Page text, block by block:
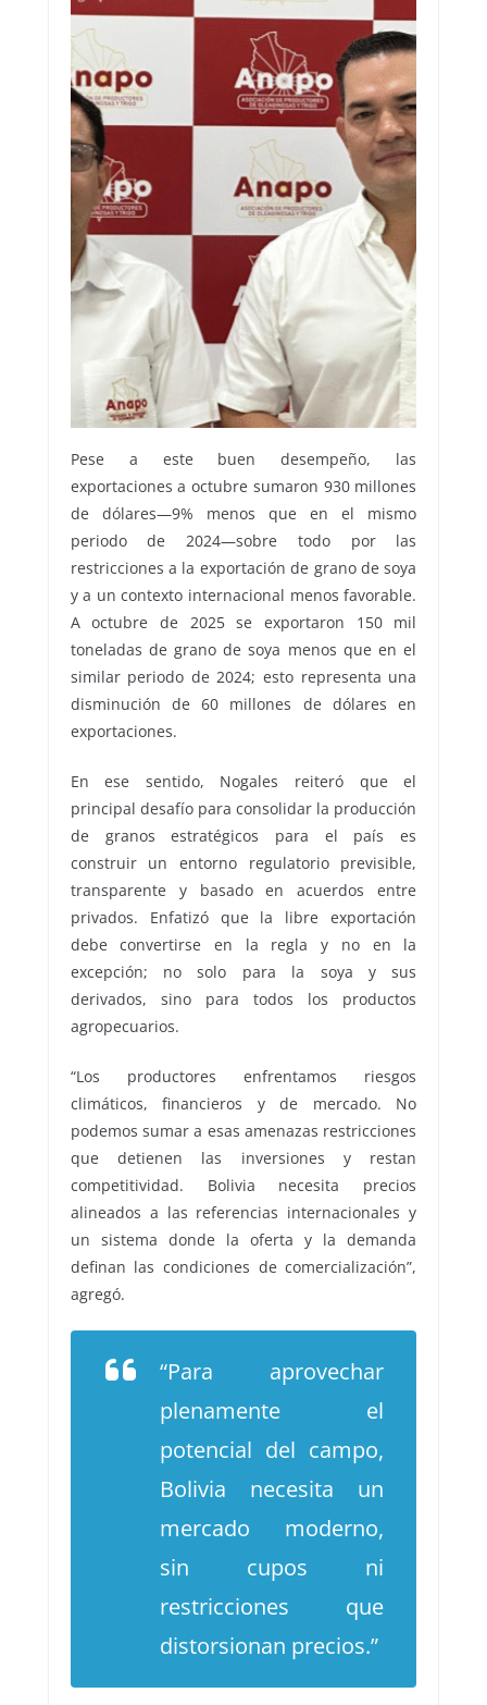
Pese a este buen desempeño, las
exportaciones a octubre sumaron 930 millones
de dólares—9% menos que en el mismo
periodo de 2024—sobre todo por las
restricciones a la exportación de grano de soya
y a un contexto internacional menos favorable.
A octubre de 2025 se exportaron 150 mil
toneladas de grano de soya menos que en el
similar periodo de 2024; esto representa una
disminución de 60 millones de dólares en
exportaciones.
En ese sentido, Nogales reiteró que el
principal desafío para consolidar la producción
de granos estratégicos para el país es
construir un entorno regulatorio previsible,
transparente y basado en acuerdos entre
privados. Enfatizó que la libre exportación
debe convertirse en la regla y no en la
excepción; no solo para la soya y sus
derivados, sino para todos los productos
agropecuarios.
“Los productores enfrentamos riesgos
climáticos, financieros y de mercado. No
podemos sumar a esas amenazas restricciones
que detienen las inversiones y restan
competitividad. Bolivia necesita precios
alineados a las referencias internacionales y
un sistema donde la oferta y la demanda
definan las condiciones de comercialización”,
agregó.
“Para aprovechar
plenamente el
potencial del campo,
Bolivia necesita un
mercado moderno,
sin cupos ni
restricciones que
distorsionan precios.”